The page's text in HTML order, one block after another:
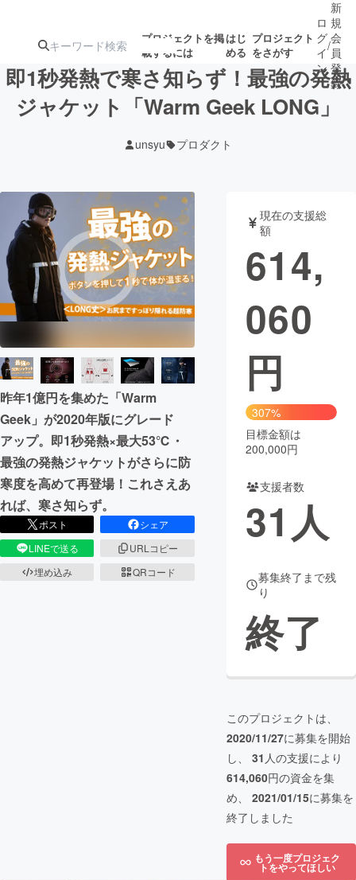
プロジェクトを掲
載するには
はじ
める
プロジェクト
をさがす
注目の新着プロ
ジェクト
ロジェクト
アート・写真 音楽
テクノロジー・ガジェット ゲーム・サ
映像・映画
まちづくり・地域活性化
CAMPFIRE for Social Good
CAMPFIRE Creation
CAMPFIREふるさと納税machi-ya コミュニティ
ロ
グ
イ
ン
/
新
規
会
員
登
録
即1秒発熱で寒さ知らず！最強の発熱
ジャケット「Warm Geek LONG」
unsyu プロダクト
昨年1億円を集めた「Warm
Geek」が2020年版にグレード
アップ。即1秒発熱×最大53℃・
最強の発熱ジャケットがさらに防
寒度を高めて再登場！これさえあ
れば、寒さ知らず。
ポスト
シェア
LINEで送る
URLコピー
埋め込み
QRコード
現在の支援総
額
614,
060
円
307%
目標金額は
200,000円
支援者数
31 人
募集終了まで残
り
終了
このプロジェクトは、
2020/11/27に募集を開始
し、 31 人の支援により
614,060円の資金を集
め、 2021/01/15に募集を
終了しました
もう一度プロジェク
トをやってほしい